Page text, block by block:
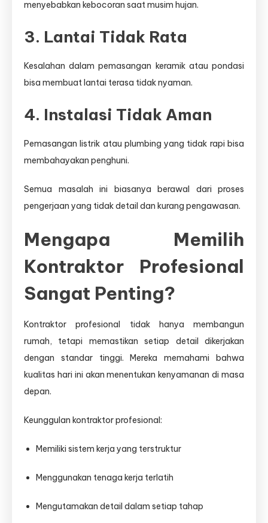
menyebabkan kebocoran saat musim hujan.
3. Lantai Tidak Rata
Kesalahan dalam pemasangan keramik atau pondasi
bisa membuat lantai terasa tidak nyaman.
4. Instalasi Tidak Aman
Pemasangan listrik atau plumbing yang tidak rapi bisa
membahayakan penghuni.
Semua masalah ini biasanya berawal dari proses
pengerjaan yang tidak detail dan kurang pengawasan.
Mengapa Memilih
Kontraktor Profesional
Sangat Penting?
Kontraktor profesional tidak hanya membangun
rumah, tetapi memastikan setiap detail dikerjakan
dengan standar tinggi. Mereka memahami bahwa
kualitas hari ini akan menentukan kenyamanan di masa
depan.
Keunggulan kontraktor profesional:
Memiliki sistem kerja yang terstruktur
Menggunakan tenaga kerja terlatih
Mengutamakan detail dalam setiap tahap